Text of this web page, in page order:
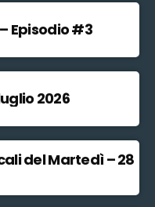
Episodio #3
2026
del Martedì – 28